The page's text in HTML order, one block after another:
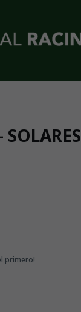
SOLARES
primero!